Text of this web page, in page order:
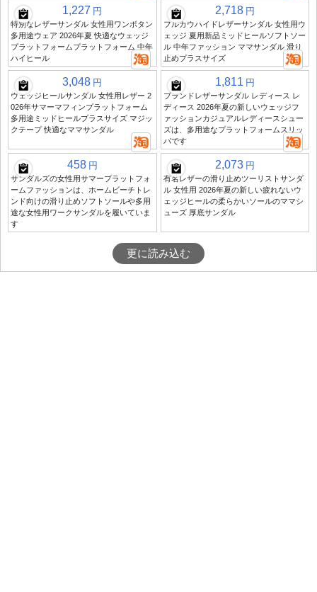
1,227 円
特別なレザーサンダル 女性用ワンボタン
多用途ウェア 2026年夏 快適なウェッジ
プラットフォームプラットフォーム 中年
ハイヒール
2,718 円
フルカウハイドレザーサンダル 女性用ウ
ェッジ 夏用新品ミッドヒールソフトソー
ル 中年ファッション ママサンダル 滑り
止めプラスサイズ
3,048 円
ウェッジヒールサンダル 女性用レザー 2
026年サマーマフィンプラットフォーム
多用途ミッドヒールプラスサイズ マジッ
クテープ 快適なママサンダル
1,811 円
ブランドレザーサンダル レディース レ
ディース 2026年夏の新しいウェッジフ
ァッションカジュアルレディースシュー
ズは、多用途なプラットフォームスリッ
パです
458 円
サンダルズの女性用サマープラットフォ
ームファッションは、ホームビーチトレ
ンド向けの滑り止めソフトソールや多用
途な女性用ワークサンダルを履いていま
す
2,073 円
有名レザーの滑り止めツーリストサンダ
ル 女性用 2026年夏の新しい疲れないウ
ェッジヒールの柔らかいソールのママシ
ューズ 厚底サンダル
更に読み込む